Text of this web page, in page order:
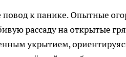
к панике. Опытные
рассаду на открытые
укрытием,